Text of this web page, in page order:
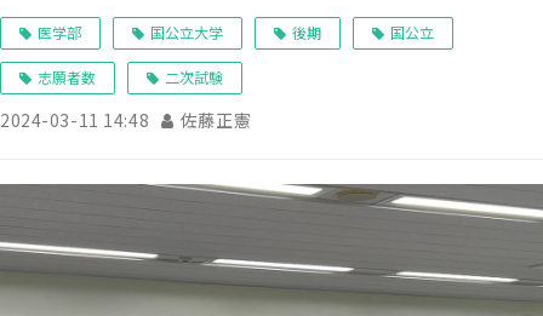
医学部 国公立大学 後期 国公立
志願者数 二次試験
2024-03-11 14:48 佐藤正憲